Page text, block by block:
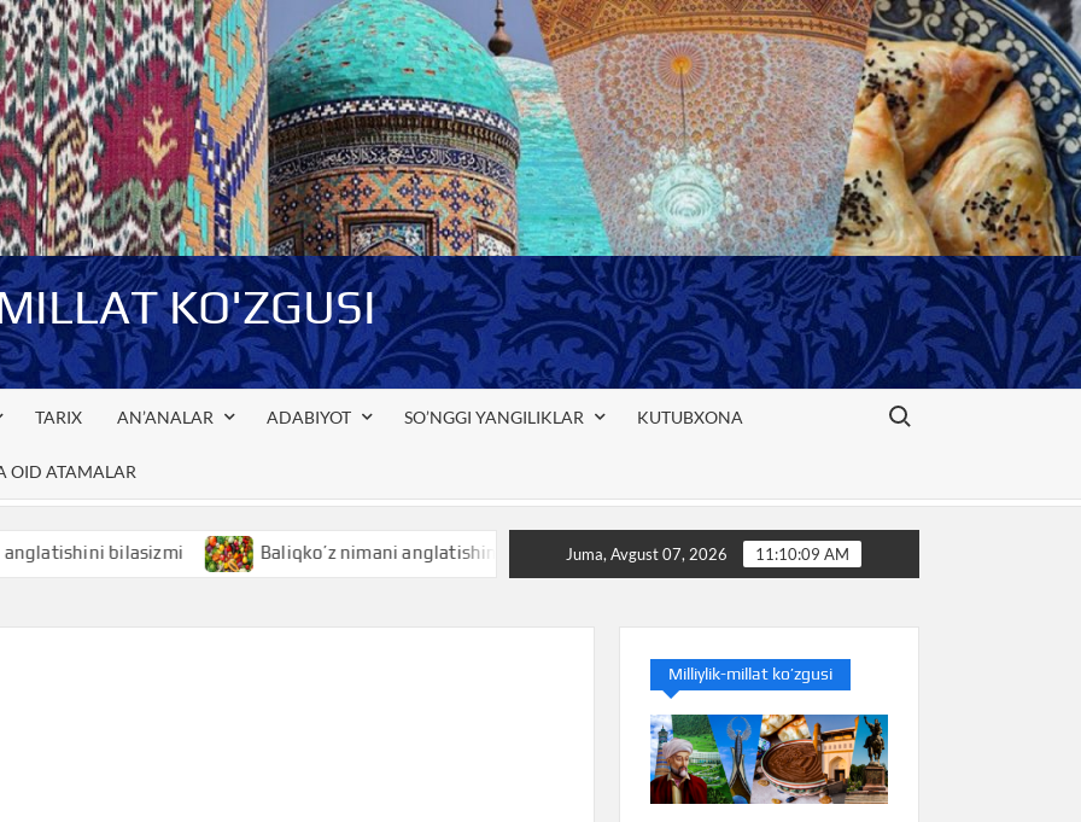
KO'ZGUSI
TARIX AN’ANALAR ADABIYOT SO’NGGI YANGILIKLAR KUTUBXONA
OID ATAMALAR
Search for:
bilasizmi Baliqko’z nimani anglatishini bilasizmi Baliq nimani anglatishini bilasizmi
Juma, Avgust 07, 2026 11:10:10 AM
Milliylik-millat ko’zgusi